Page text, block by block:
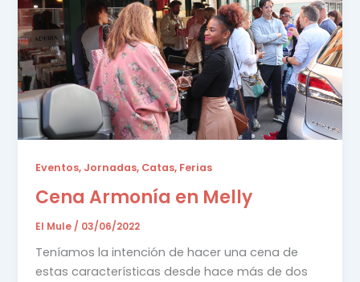
Eventos, Jornadas, Catas, Ferias
Cena Armonía en Melly
El Mule / 03/06/2022
Teníamos la intención de hacer una cena de
estas características desde hace más de dos